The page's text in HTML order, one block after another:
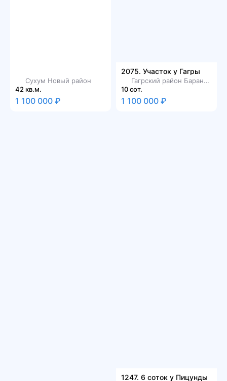
Сухум Новый район
42 кв.м.
1 100 000 ₽
2075. Участок у Гагры
Гагрский район Барановка
10 сот.
1 100 000 ₽
1247. 6 соток у Пицунды